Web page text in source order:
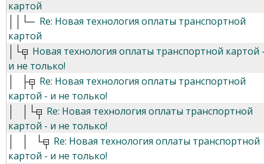
картой
Re: Новая технология оплаты транспортной
картой
Новая технология оплаты транспортной картой
и не только!
Re: Новая технология оплаты транспортной
картой - и не только!
Re: Новая технология оплаты транспортной
картой - и не только!
Re: Новая технология оплаты транспортной
картой - и не только!